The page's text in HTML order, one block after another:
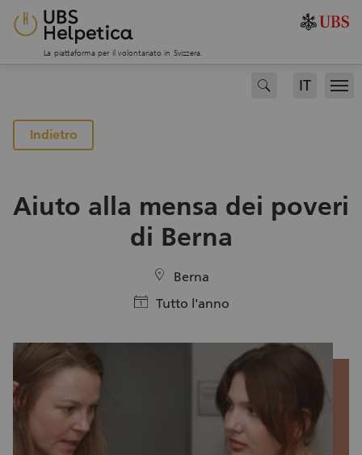
La piattaforma per il volontariato in Svizzera.
search IT
Indietroalla pagina dei progetti
Aiuto alla mensa dei poveri
di Berna
location Berna
calendar Tutto l'anno